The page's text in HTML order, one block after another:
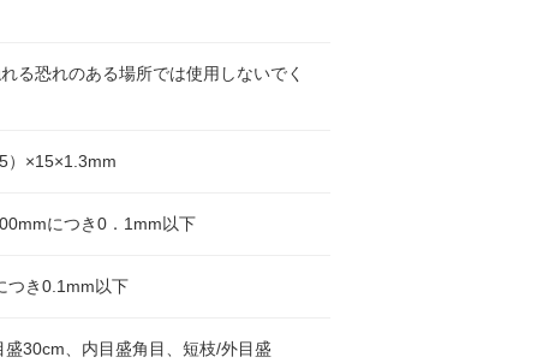
る恐れのある場所では使用しないでく
）×15×1.3mm
につき0．1mm以下
つき0.1mm以下
盛30cm、内目盛角目、短枝/外目盛